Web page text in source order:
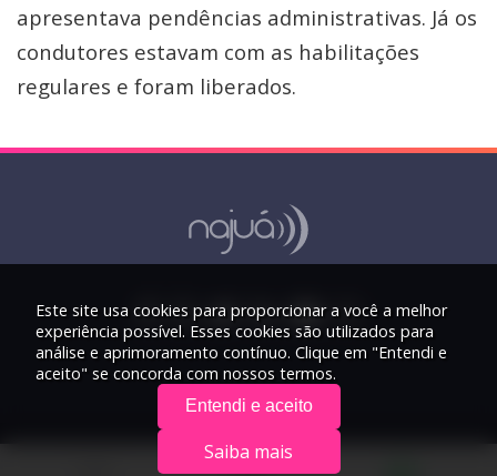
apresentava pendências administrativas. Já os
condutores estavam com as habilitações
regulares e foram liberados.
© 2026 Rádio Najuá - Todos os direitos reservados.
Este site usa cookies para proporcionar a você a melhor
experiência possível. Esses cookies são utilizados para
análise e aprimoramento contínuo. Clique em "Entendi e
aceito" se concorda com nossos termos.
Entendi e aceito
Saiba mais